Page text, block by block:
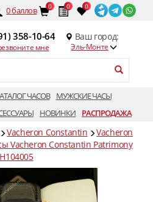
0баллов 0 0 0
358-10-64
мне
Ваш город:
Эль-Монте
ЧАСОВ
МУЖСКИЕ ЧАСЫ
НОВИНКИ РАСПРОДАЖА
Vacheron Constantin
Vacheron
Vacheron Constantin Patrimony
H104005